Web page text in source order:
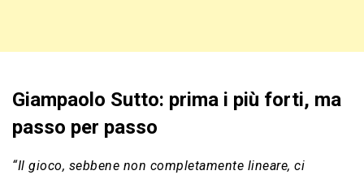
Giampaolo Sutto: prima i più forti, ma
passo per passo
“Il gioco, sebbene non completamente lineare, ci